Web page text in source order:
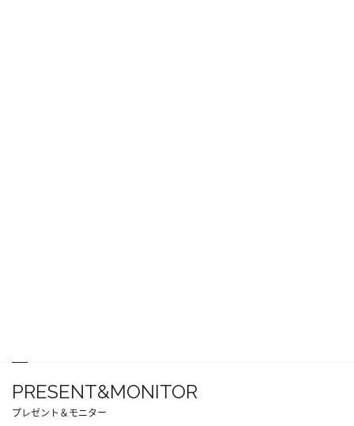
PRESENT&MONITOR
プレゼント＆モニター